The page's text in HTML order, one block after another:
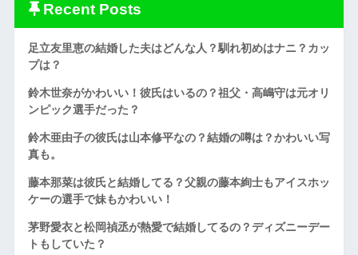
Recent Posts
足立友里恵の結婚した夫はどんな人？馴れ初めはナニ？カッ
プは？
鈴木世奈がかわいい！彼氏はいるの？祖父・高嶋守は元オリ
ンピック選手だった？
鈴木亜由子の彼氏は山本修平なの？結婚の噂は？かわいい写
真も。
藤本那菜は彼氏と結婚してる？父親の藤本絢士もアイスホッ
ケーの選手で妹もかわいい！
茅野愛衣と松岡禎丞が熱愛で結婚してるの？ディズニーデー
トもしていた？